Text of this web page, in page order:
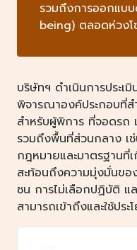
รวมถึงการออกแบ
being) ตลอดห่วง
บริษัทฯ ดำเนินการประเ
พิจารณาองค์ประกอบที่
สำหรับผู้พิการ ที่จอดรถ
รวมถึงพื้นที่ส่วนกลาง เ
กฎหมายและมาตรฐานที่
สะท้อนถึงความมุ่งมั่นขอ
ชน การไม่เลือกปฏิบัติ แ
สามารถเข้าถึงและใช้ปร